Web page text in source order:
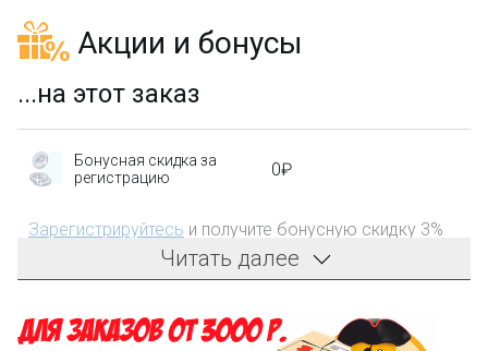
Акции и бонусы
...на этот заказ
Бонусная скидка за
регистрацию
0₽
Зарегистрируйтесь и получите бонусную скидку 3%
на первый заказ!
затрат на доставку
Читать далее